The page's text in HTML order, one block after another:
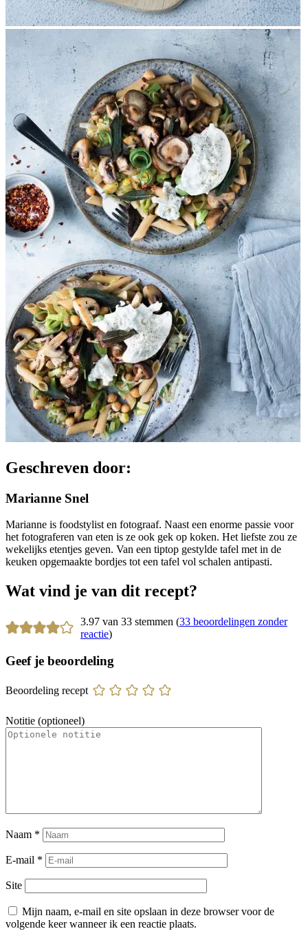
Geschreven door:
Marianne Snel
Marianne is foodstylist en fotograaf. Naast een enorme passie voor
het fotograferen van eten is ze ook gek op koken. Het liefste zou ze
wekelijks etentjes geven. Van een tiptop gestylde tafel met in de
keuken opgemaakte bordjes tot een tafel vol schalen antipasti.
Wat vind je van dit recept?
3.97 van 33 stemmen (33 beoordelingen zonder
reactie)
Geef je beoordeling
Beoordeling recept
Notitie (optioneel)
Naam *
E-mail *
Site
Mijn naam, e-mail en site opslaan in deze browser voor de
volgende keer wanneer ik een reactie plaats.